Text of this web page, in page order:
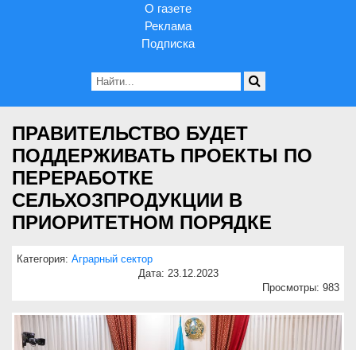
О газете
Реклама
Подписка
ПРАВИТЕЛЬСТВО БУДЕТ
ПОДДЕРЖИВАТЬ ПРОЕКТЫ ПО
ПЕРЕРАБОТКЕ
СЕЛЬХОЗПРОДУКЦИИ В
ПРИОРИТЕТНОМ ПОРЯДКЕ
Категория: Аграрный сектор
Дата: 23.12.2023
Просмотры: 983